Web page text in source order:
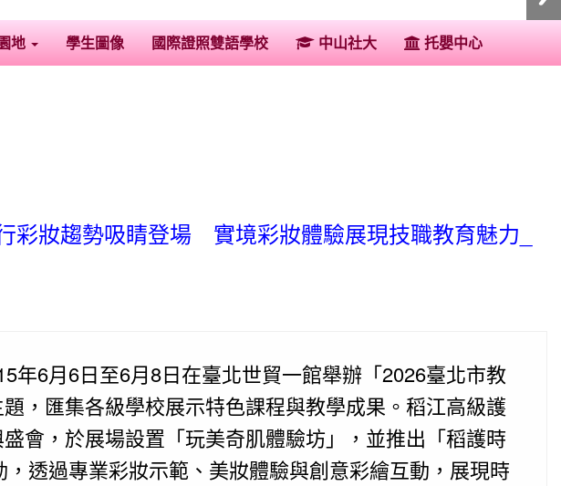
地 學生圖像 國際證照雙語學校 中山社大 托嬰中心
彩妝趨勢吸睛登場 實境彩妝體驗展現技職教育魅力_
年6月6日至6月8日在臺北世貿一館舉辦「2026臺北市教
，匯集各級學校展示特色課程與教學成果。稻江高級護
會，於展場設置「玩美奇肌體驗坊」，並推出「稻護時
透過專業彩妝示範、美妝體驗與創意彩繪互動，展現時